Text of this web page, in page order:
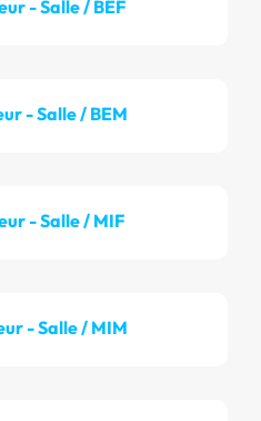
- Salle / BEF
- Salle / BEM
- Salle / MIF
- Salle / MIM